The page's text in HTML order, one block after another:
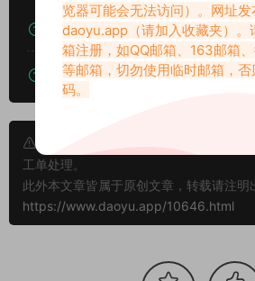
下载后提示文件损坏、解压出错
下载的资源如何解压？
申明：本文资源均来源网友分享，若
工单处理。
此外本文章皆属于原创文章，转载请注明
https://www.daoyu.app/10646.html
览器可能会无法访问）。网址发
daoyu.app （请加入收藏夹）
箱注册，如QQ邮箱、163邮箱
等邮箱，切勿使用临时邮箱，
码。